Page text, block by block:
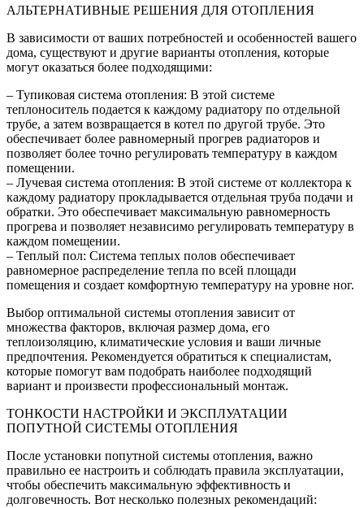
АЛЬТЕРНАТИВНЫЕ РЕШЕНИЯ ДЛЯ ОТОПЛЕНИЯ
В зависимости от ваших потребностей и особенностей вашего
дома, существуют и другие варианты отопления, которые
могут оказаться более подходящими:
– Тупиковая система отопления: В этой системе
теплоноситель подается к каждому радиатору по отдельной
трубе, а затем возвращается в котел по другой трубе. Это
обеспечивает более равномерный прогрев радиаторов и
позволяет более точно регулировать температуру в каждом
помещении.
– Лучевая система отопления: В этой системе от коллектора к
каждому радиатору прокладывается отдельная труба подачи и
обратки. Это обеспечивает максимальную равномерность
прогрева и позволяет независимо регулировать температуру в
каждом помещении.
– Теплый пол: Система теплых полов обеспечивает
равномерное распределение тепла по всей площади
помещения и создает комфортную температуру на уровне ног.
Выбор оптимальной системы отопления зависит от
множества факторов, включая размер дома, его
теплоизоляцию, климатические условия и ваши личные
предпочтения. Рекомендуется обратиться к специалистам,
которые помогут вам подобрать наиболее подходящий
вариант и произвести профессиональный монтаж.
ТОНКОСТИ НАСТРОЙКИ И ЭКСПЛУАТАЦИИ
ПОПУТНОЙ СИСТЕМЫ ОТОПЛЕНИЯ
После установки попутной системы отопления, важно
правильно ее настроить и соблюдать правила эксплуатации,
чтобы обеспечить максимальную эффективность и
долговечность. Вот несколько полезных рекомендаций: